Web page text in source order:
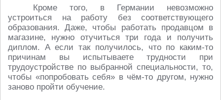
Кроме того, в Германии невозможно
устроиться на работу без соответствующего
образования. Даже, чтобы работать продавцом в
магазине, нужно отучиться три года и получить
диплом. А если так получилось, что по каким-то
причинам вы испытываете трудности при
трудоустройстве по выбранной специальности, то,
чтобы «попробовать себя» в чём-то другом, нужно
заново пройти обучение.